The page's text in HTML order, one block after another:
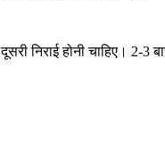
निराई होनी चाहिए। 2-3